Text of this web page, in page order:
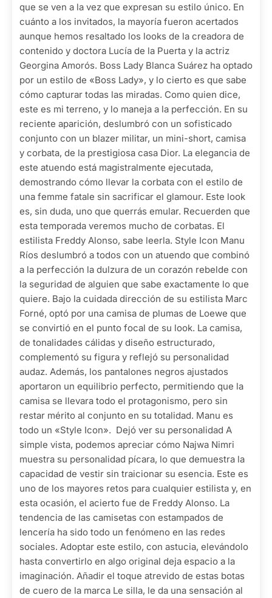
que se ven a la vez que expresan su estilo único. En
cuánto a los invitados, la mayoría fueron acertados
aunque hemos resaltado los looks de la creadora de
contenido y doctora Lucía de la Puerta y la actriz
Georgina Amorós. Boss Lady Blanca Suárez ha optado
por un estilo de «Boss Lady», y lo cierto es que sabe
cómo capturar todas las miradas. Como quien dice,
este es mi terreno, y lo maneja a la perfección. En su
reciente aparición, deslumbró con un sofisticado
conjunto con un blazer militar, un mini-short, camisa
y corbata, de la prestigiosa casa Dior. La elegancia de
este atuendo está magistralmente ejecutada,
demostrando cómo llevar la corbata con el estilo de
una femme fatale sin sacrificar el glamour. Este look
es, sin duda, uno que querrás emular. Recuerden que
esta temporada veremos mucho de corbatas. El
estilista Freddy Alonso, sabe leerla. Style Icon Manu
Ríos deslumbró a todos con un atuendo que combinó
a la perfección la dulzura de un corazón rebelde con
la seguridad de alguien que sabe exactamente lo que
quiere. Bajo la cuidada dirección de su estilista Marc
Forné, optó por una camisa de plumas de Loewe que
se convirtió en el punto focal de su look. La camisa,
de tonalidades cálidas y diseño estructurado,
complementó su figura y reflejó su personalidad
audaz. Además, los pantalones negros ajustados
aportaron un equilibrio perfecto, permitiendo que la
camisa se llevara todo el protagonismo, pero sin
restar mérito al conjunto en su totalidad. Manu es
todo un «Style Icon». Dejó ver su personalidad A
simple vista, podemos apreciar cómo Najwa Nimri
muestra su personalidad pícara, lo que demuestra la
capacidad de vestir sin traicionar su esencia. Este es
uno de los mayores retos para cualquier estilista y, en
esta ocasión, el acierto fue de Freddy Alonso. La
tendencia de las camisetas con estampados de
lencería ha sido todo un fenómeno en las redes
sociales. Adoptar este estilo, con astucia, elevándolo
hasta convertirlo en algo original deja espacio a la
imaginación. Añadir el toque atrevido de estas botas
de cuero de la marca Le silla, le da una sensación al